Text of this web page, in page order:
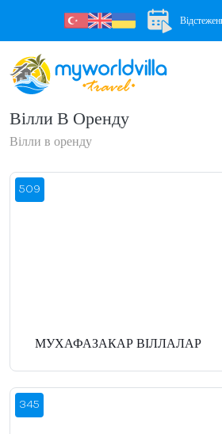
Вілли В Оренду
Вілли в оренду
509
МУХАФАЗАКАР ВІЛЛАЛАР
345